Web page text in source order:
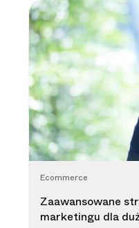
Ecommerce
Zaawansowane
marketingu dla